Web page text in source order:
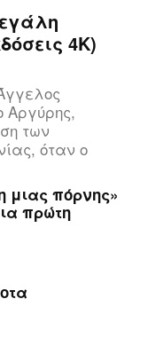
4Κ)
Αργύρης,
των
όταν ο
μιας πόρνης»
πρώτη